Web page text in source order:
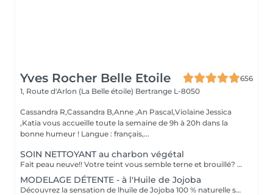
Yves Rocher Belle Etoile
656
1, Route d'Arlon (La Belle étoile) Bertrange L-8050
Cassandra R,Cassandra B,Anne ,An Pascal,Violaine Jessica
,Katia vous accueille toute la semaine de 9h à 20h dans la
bonne humeur ! Langue : français,...
SOIN NETTOYANT au charbon végétal
Fait peau neuve!! Votre teint vous semble terne et brouillé? vous ressentez le besoin de nettoyer votre peau ?.Ce soin nettoyant s'adresse à vous. Il permettra de traiter votre peau sans la décaper. Purifié et detoxifiie votre visage retrouve un teint unifié, frais et lumineux. Une vraie bouffée d'oxygène pour votre peau !! Idéal pour les peaux mixtes à Grasses
MODELAGE DÉTENTE - à l'Huile de Jojoba
Découvrez la sensation de lhuile de Jojoba 100 % naturelle sur votre peau. Nourrie, votre peau retrouve tout son confort. Libéré de ses tensions grâce aux mains habiles de notre esthéticienne, votre visage est détendu. Bénéfices : Nourrie, votre peau retrouve tout son confort.